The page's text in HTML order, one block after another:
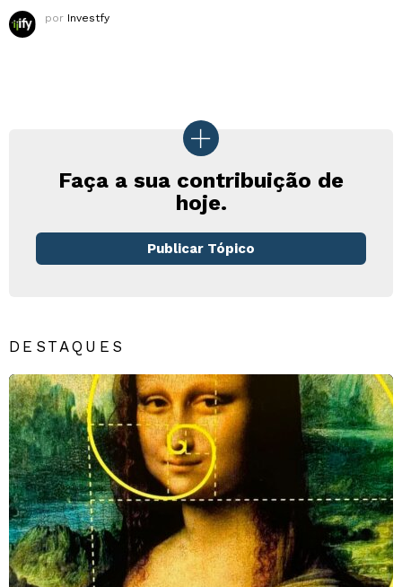
por Investfy
Faça a sua contribuição de
hoje.
Publicar Tópico
DESTAQUES